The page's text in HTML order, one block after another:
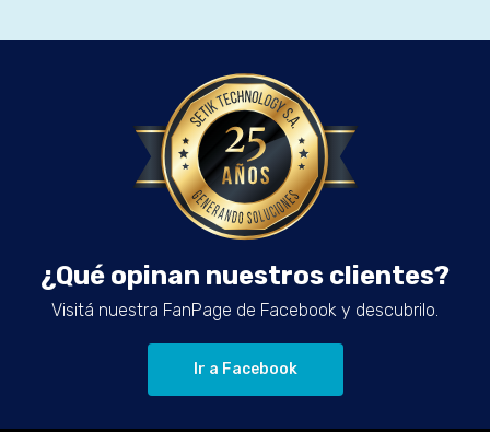
¿Qué opinan nuestros clientes?
Visitá nuestra FanPage de Facebook y descubrilo.
Ir a Facebook